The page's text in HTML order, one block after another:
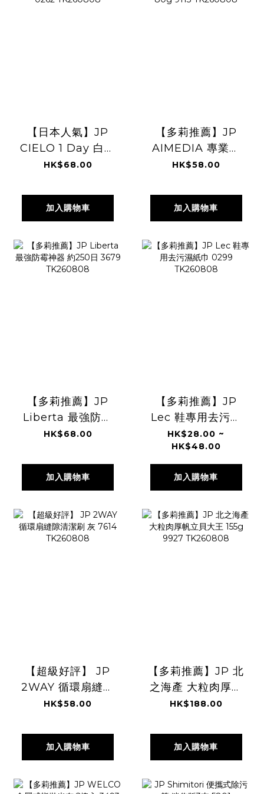
【日本人氣】JP
CIELO 1 Day 白髮
補染梳 啡黑色
HK$68.00
加入購物車
【多莉推薦】JP
AIMEDIA 專業除
霉啫哩 80g 9113
HK$58.00
加入購物車
【多莉推薦】JP
Liberta 最強防霉
神器 約250日
HK$68.00
加入購物車
【多莉推薦】JP
Lec 鞋專用去污濕
紙巾 0299
TK260808
HK$28.00 ~
HK$48.00
加入購物車
【超級好評】 JP
2WAY 循環扇縫隙
清潔刷 灰 7614
HK$58.00
加入購物車
【多莉推薦】JP 北
之海產 大粒肉厚帆
立貝大王 155g
HK$188.00
加入購物車